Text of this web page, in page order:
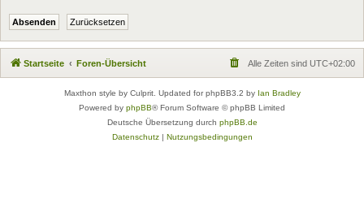
Startseite Foren-Übersicht Alle Zeiten sind UTC+02:00
Maxthon style by Culprit. Updated for phpBB3.2 by Ian Bradley
Powered by phpBB® Forum Software © phpBB Limited
Deutsche Übersetzung durch phpBB.de
Datenschutz| Nutzungsbedingungen